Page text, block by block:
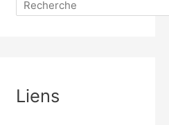
Rechercher
Liens